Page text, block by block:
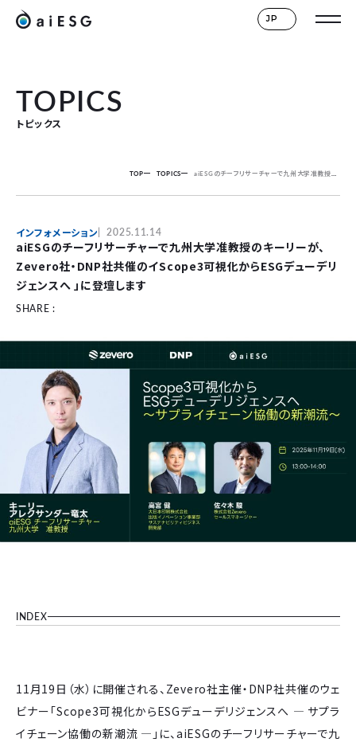
JP
TOPICS
トピックス
TOP TOPICS aiESGのチーフリサーチャーで九州大学准教授のキーリーが、Zevero社・DNP社共催のイScope3可視化からESGデューデリジェンスへ 」に登壇します
インフォメーション 2025.11.14
aiESGのチーフリサーチャーで九州大学准教授のキーリーが、
Zevero社・DNP社共催のイScope3可視化からESGデューデリ
ジェンスへ 」に登壇します
SHARE :
INDEX
11月19日（水）に開催される、Zevero社主催・DNP社共催のウェ
ビナー「Scope3可視化からESGデューデリジェンスへ ― サプラ
イチェーン協働の新潮流 ―」に、aiESGのチーフリサーチャーで九